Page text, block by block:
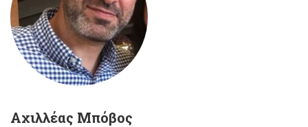
Αχιλλέας Μπόβος